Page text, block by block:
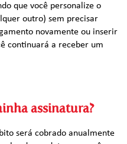
que você personalize o
outro) sem precisar
novamente ou inserir
continuará a receber um
assinatura?
será cobrado anualmente